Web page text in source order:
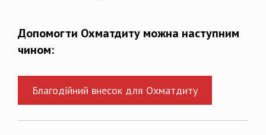
Допомогти Охматдиту можна наступним
чином:
Благодійний внесок для Охматдиту